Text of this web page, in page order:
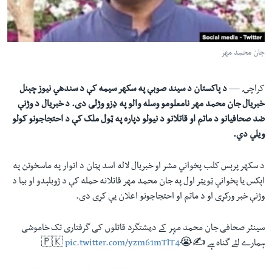
دلته
مخکې
مرکزي
واوړئ
اداریه
Learning English
ژبې
جان محمد مهر
کراچۍ —د پاکستان د سيند صوبې په سکهر سيمه کې د سندهي نيوز چېنل
خبريال جان محمد مهر نامعلومو وسله والو په ډزو وژلی دی. د خبريال د وژنې
ضد صحافيانو د ماتم او قاتلانو د نیولو دپاره په ټول ملک کې د احتجاجونو کولو
ويلي دي.
د سکهر پرېس کلب پخواني مشر او خبريال لاله اسد پټان د اتوار په ماسخوتن په
اېکس يا پخواني ټويټر اول په جان محمد مهر قاتلانه حمله کې د ژوبلېدو او بيا د
وژنې خبر ورکړی او د ماتم او احتجاجونو اعلان یې کړی دی.
سینئر صحافی جان محمد مہر کے دھشتگرد قاتلوں کی گرفتاری تک خاموشی
ہمارے لئے گناہ ہے ✍️😭🇵🇰pic.twitter.com/yzm61mTlT4